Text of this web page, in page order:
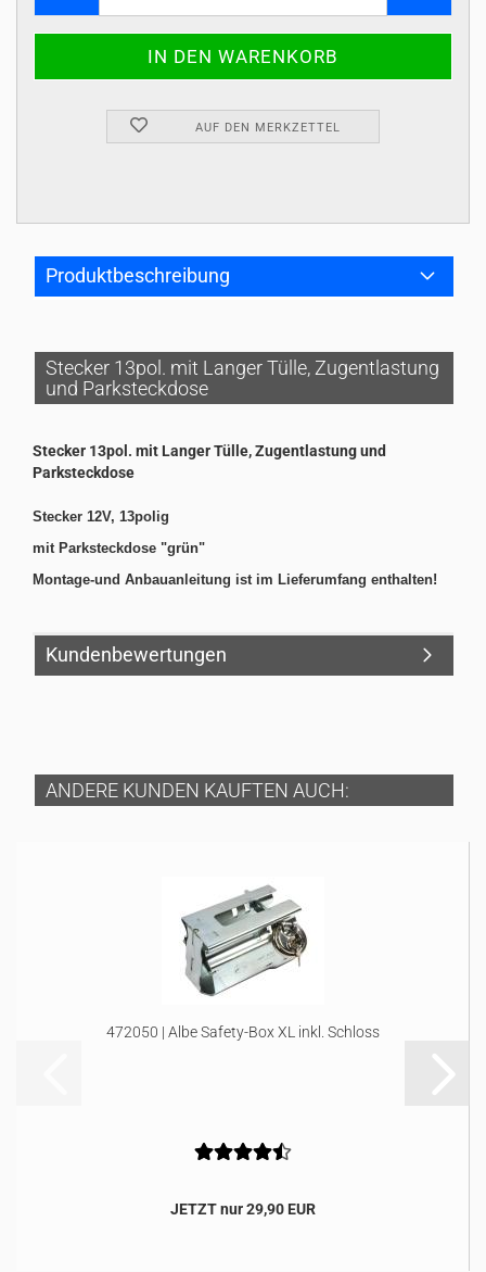
AUF DEN MERKZETTEL
Produktbeschreibung
Stecker 13pol. mit Langer Tülle, Zugentlastung
und Parksteckdose
Stecker 13pol. mit Langer Tülle, Zugentlastung und
Parksteckdose
Stecker 12V, 13polig
mit Parksteckdose "grün"
Montage-und Anbauanleitung ist im Lieferumfang enthalten!
Kundenbewertungen
ANDERE KUNDEN KAUFTEN AUCH:
472050 | Albe Safety-Box XL inkl. Schloss
JETZT nur 29,90 EUR